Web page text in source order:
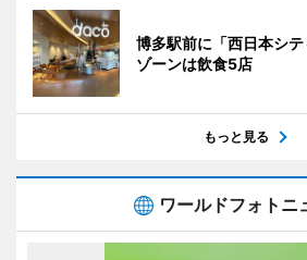
博多駅前に「西日本シ
ゾーンは飲食5店
もっと見る
ワールドフォトニ